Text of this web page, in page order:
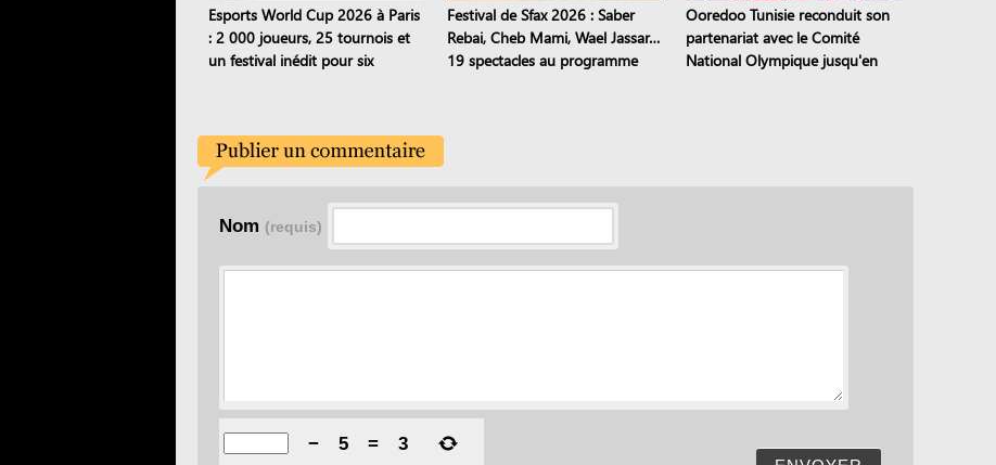
Esports World Cup 2026 à Paris
: 2 000 joueurs, 25 tournois et
un festival inédit pour six
Festival de Sfax 2026 : Saber
Rebai, Cheb Mami, Wael Jassar…
19 spectacles au programme
Ooredoo Tunisie reconduit son
partenariat avec le Comité
National Olympique jusqu'en
Nom (requis)
− 5 = 3